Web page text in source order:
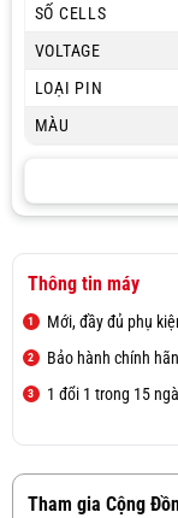
SỐ CELLS
VOLTAGE
LOẠI PIN
MÀU
Thông tin máy
Mới, đầy đủ phụ
Bảo hành chính
1 đổi 1 trong 15
Tham gia Cộng